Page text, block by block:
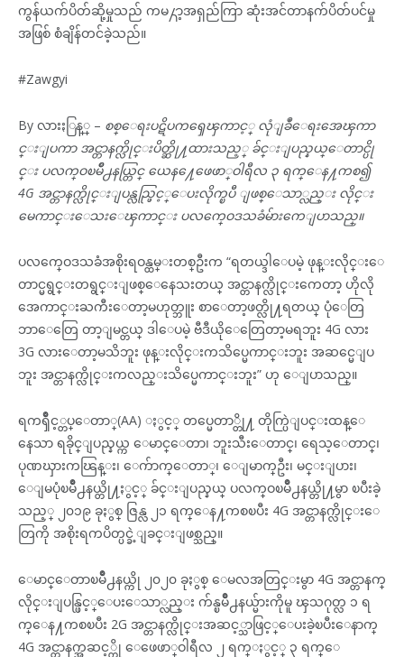
ကွန်ယက်ပိတ်ဆို့မှုသည် ကမ႓ာ့အရှည်ကြာ ဆုံးအင်တာနက်ပိတ်ပင်မှု
အဖြစ် စံချိန်တင်ခဲ့သည်။
#Zawgyi
By လားႏြန္္ – စစ္ေရးပဋိပကၡေၾကာင့္ လုံျခဳံေရးအေၾကာ
င္းျပကာ အင္တာနက္လိုင္းပိတ္ဆို႔ထားသည့္ ခ်င္းျပည္နယ္ေတာင္ပို
င္း ပလက္ဝၿမိဳ႕နယ္တြင္ ယေန႔ေဖေဖာ္ဝါရီလ ၃ ရက္ေန႔ကစ၍
4G အင္တာနက္လိုင္းျပန္လည္ဖြင့္ေပးလိုက္ၿပီ ျဖစ္ေသာ္လည္း လိုင္း
မေကာင္းေသးေၾကာင္း ပလက္ဝေဒသခံမ်ားကေျပာသည္။
ပလက္ဝေဒသခံအစိုးရဝန္ထမ္းတစ္ဦးက “ရတယ္ဒါေပမဲ့ ဖုန္းလိုင္းေ
တာင္မရွင္းတရွင္းျဖစ္ေနေသးတယ္ အင္တာနက္လိုင္းကေတာ့ ဟိုလို
အေကာင္းႀကီးေတာ့မဟုတ္ဘူး စာေတာ့ဖတ္လို႔ရတယ္ ပုံေတြ
ဘာေတြေ တာ့ျမင္တယ္ ဒါေပမဲ့ ဗီဒီယိုေတြေတာ့မရဘူး 4G လား
3G လားေတာ့မသိဘူး ဖုန္းလိုင္းကသိပ္မေကာင္းဘူး အဆင္မေျပ
ဘူး အင္တာနက္လိုင္းကလည္းသိပ္မေကာင္းဘူး” ဟု ေျပာသည္။
ရကၡိဳင့္တပ္ေတာ္(AA) ႏွင့္ တပ္မေတာ္တို႔ တိုက္ပြဲျပင္းထန္ေ
နေသာ ရခိုင္ျပည္နယ္က ေမာင္ေတာ၊ ဘူးသီးေတာင္၊ ရေသ့ေတာင္၊
ပုဏၰားကၽြန္း၊ ေက်ာက္ေတာ္၊ ေျမာက္ဦး၊ မင္းျပား၊
ေျမပုံၿမိဳ႕နယ္တို႔ႏွင့္ ခ်င္းျပည္နယ္ ပလက္ဝၿမိဳ႕နယ္တို႔မွာ ၿပီးခဲ့
သည့္ ၂၀၁၉ ခုႏွစ္ ဇြန္လ ၂၁ ရက္ေန႔ကစၿပီး 4G အင္တာနက္လိုင္းေ
တြကို အစိုးရကပိတ္ပင္ခဲ့ျခင္းျဖစ္သည္။
ေမာင္ေတာၿမိဳ႕နယ္ကို ၂၀၂၀ ခုႏွစ္ ေမလအတြင္းမွာ 4G အင္တာနက္
လိုင္းျပန္ဖြင့္ေပးေသာ္လည္း က်န္ၿမိဳ႕နယ္မ်ားကိုမူ ၾသဂုတ္လ ၁ ရ
က္ေန႔ကစၿပီး 2G အင္တာနက္လိုင္းအဆင့္သာဖြင့္ေပးခဲ့ၿပီးေနာက္
4G အင္တာနက္အဆင့္ကို ေဖေဖာ္ဝါရီလ ၂ ရက္ႏွင့္ ၃ ရက္ေ